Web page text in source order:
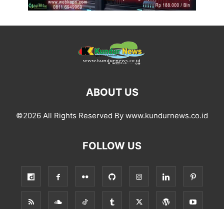
ABOUT US
©2026 All Rights Reserved By www.kundurnews.co.id
FOLLOW US